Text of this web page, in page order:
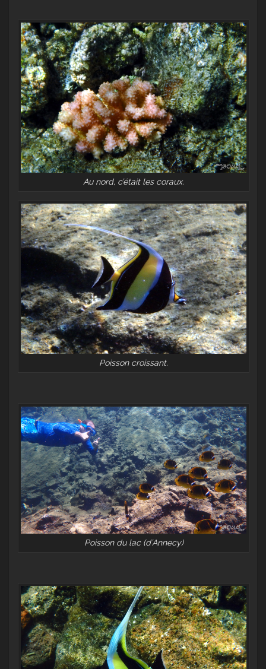
Au nord, c’était les coraux.
Poisson croissant.
Poisson du lac (d’Annecy)